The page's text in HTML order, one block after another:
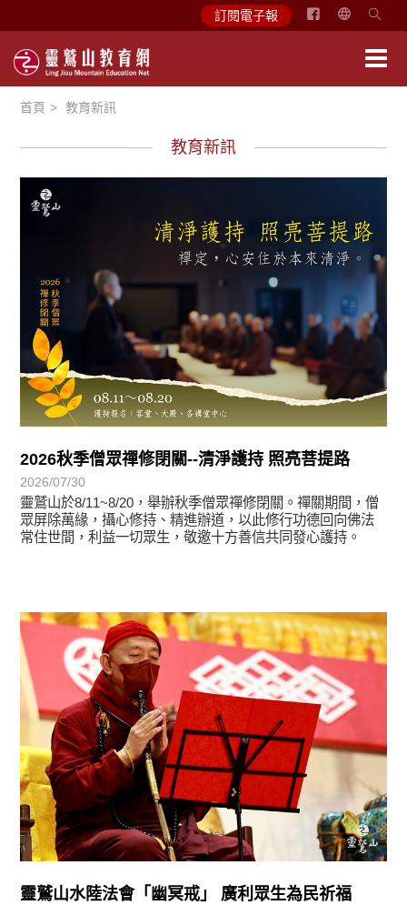
訂閱電子報
简
首頁 教育新訊
教育新訊
2026秋季僧眾禪修閉關--清淨護持 照亮菩提路
2026/07/30
靈鷲山於8/11~8/20，舉辦秋季僧眾禪修閉關。禪關期間，僧
眾屏除萬緣，攝心修持、精進辦道，以此修行功德回向佛法
常住世間，利益一切眾生，敬邀十方善信共同發心護持。
靈鷲山水陸法會「幽冥戒」 廣利眾生為民祈福
學習分享